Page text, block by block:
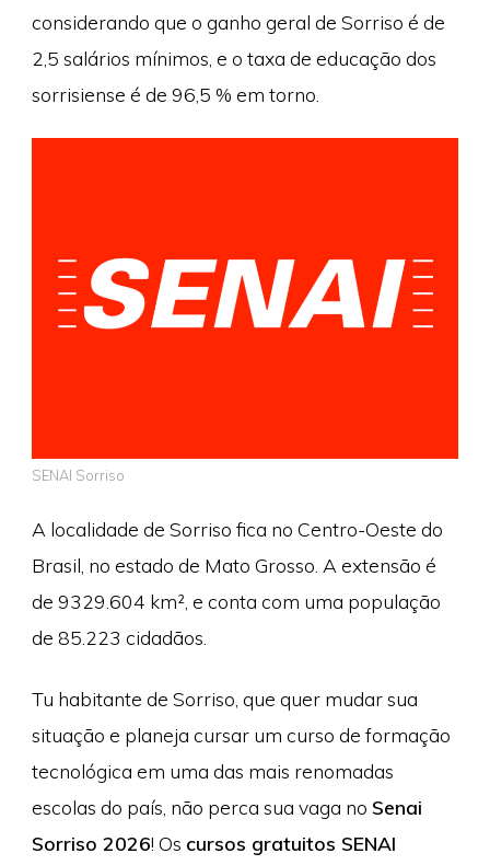
considerando que o ganho geral de Sorriso é de
2,5 salários mínimos, e o taxa de educação dos
sorrisiense é de 96,5 % em torno.
SENAI Sorriso
A localidade de Sorriso fica no Centro-Oeste do
Brasil, no estado de Mato Grosso. A extensão é
de 9329.604 km², e conta com uma população
de 85.223 cidadãos.
Tu habitante de Sorriso, que quer mudar sua
situação e planeja cursar um curso de formação
tecnológica em uma das mais renomadas
escolas do país, não perca sua vaga no Senai
Sorriso 2026! Os cursos gratuitos SENAI